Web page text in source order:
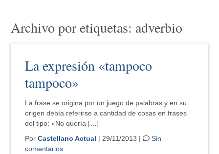
Archivo por etiquetas: adverbio
La expresión «tampoco
tampoco»
La frase se origina por un juego de palabras y en su
origen debía referirse a cantidad de cosas en frases
del tipo: «No quería […]
PorCastellano Actual | 29/11/2013 |
Sin
comentarios